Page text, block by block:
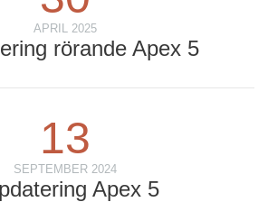
APRIL 2025
rörande Apex 5
13
SEPTEMBER 2024
Apex 5